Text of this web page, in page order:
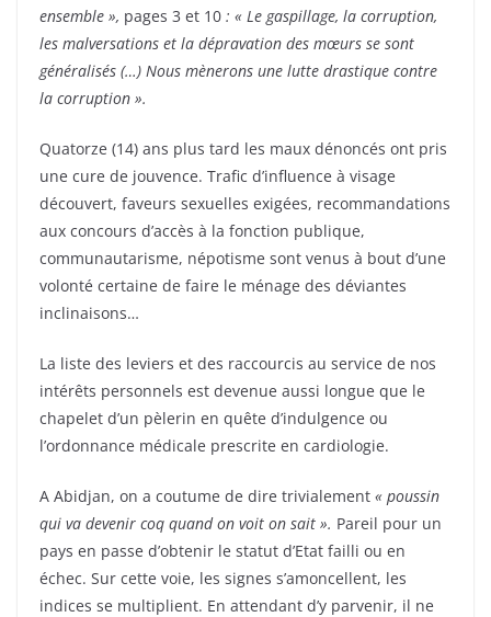
ensemble », pages 3 et 10 : « Le gaspillage, la corruption,
les malversations et la dépravation des mœurs se sont
généralisés (…) Nous mènerons une lutte drastique contre
la corruption ».
Quatorze (14) ans plus tard les maux dénoncés ont pris
une cure de jouvence. Trafic d’influence à visage
découvert, faveurs sexuelles exigées, recommandations
aux concours d’accès à la fonction publique,
communautarisme, népotisme sont venus à bout d’une
volonté certaine de faire le ménage des déviantes
inclinaisons…
La liste des leviers et des raccourcis au service de nos
intérêts personnels est devenue aussi longue que le
chapelet d’un pèlerin en quête d’indulgence ou
l’ordonnance médicale prescrite en cardiologie.
A Abidjan, on a coutume de dire trivialement « poussin
qui va devenir coq quand on voit on sait ». Pareil pour un
pays en passe d’obtenir le statut d’Etat failli ou en
échec. Sur cette voie, les signes s’amoncellent, les
indices se multiplient. En attendant d’y parvenir, il ne